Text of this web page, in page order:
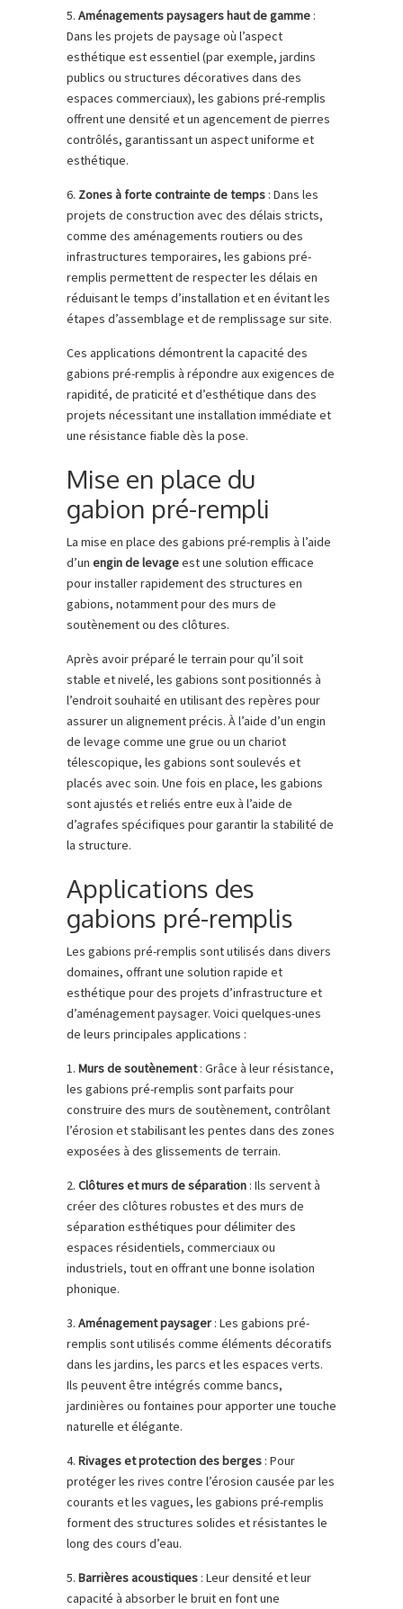
5. Aménagements paysagers haut de gamme :
Dans les projets de paysage où l’aspect
esthétique est essentiel (par exemple, jardins
publics ou structures décoratives dans des
espaces commerciaux), les gabions pré-remplis
offrent une densité et un agencement de pierres
contrôlés, garantissant un aspect uniforme et
esthétique.
6. Zones à forte contrainte de temps : Dans les
projets de construction avec des délais stricts,
comme des aménagements routiers ou des
infrastructures temporaires, les gabions pré-
remplis permettent de respecter les délais en
réduisant le temps d’installation et en évitant les
étapes d’assemblage et de remplissage sur site.
Ces applications démontrent la capacité des
gabions pré-remplis à répondre aux exigences de
rapidité, de praticité et d’esthétique dans des
projets nécessitant une installation immédiate et
une résistance fiable dès la pose.
Mise en place du
gabion pré-rempli
La mise en place des gabions pré-remplis à l’aide
d’un engin de levageest une solution efficace
pour installer rapidement des structures en
gabions, notamment pour des murs de
soutènement ou des clôtures.
Après avoir préparé le terrain pour qu’il soit
stable et nivelé, les gabions sont positionnés à
l’endroit souhaité en utilisant des repères pour
assurer un alignement précis. À l’aide d’un engin
de levage comme une grue ou un chariot
télescopique, les gabions sont soulevés et
placés avec soin. Une fois en place, les gabions
sont ajustés et reliés entre eux à l’aide de
d’agrafes spécifiques pour garantir la stabilité de
la structure.
Applications des
gabions pré-remplis
Les gabions pré-remplis sont utilisés dans divers
domaines, offrant une solution rapide et
esthétique pour des projets d’infrastructure et
d’aménagement paysager. Voici quelques-unes
de leurs principales applications :
1. Murs de soutènement: Grâce à leur résistance,
les gabions pré-remplis sont parfaits pour
construire des murs de soutènement, contrôlant
l’érosion et stabilisant les pentes dans des zones
exposées à des glissements de terrain.
2. Clôtures et murs de séparation : Ils servent à
créer des clôtures robustes et des murs de
séparation esthétiques pour délimiter des
espaces résidentiels, commerciaux ou
industriels, tout en offrant une bonne isolation
phonique.
3. Aménagement paysager : Les gabions pré-
remplis sont utilisés comme éléments décoratifs
dans les jardins, les parcs et les espaces verts.
Ils peuvent être intégrés comme bancs,
jardinières ou fontaines pour apporter une touche
naturelle et élégante.
4. Rivages et protection des berges : Pour
protéger les rives contre l’érosion causée par les
courants et les vagues, les gabions pré-remplis
forment des structures solides et résistantes le
long des cours d’eau.
5. Barrières acoustiques : Leur densité et leur
capacité à absorber le bruit en font une